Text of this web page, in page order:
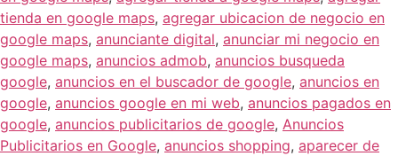
tienda en google maps, agregar ubicacion de negocio en
google maps, anunciante digital, anunciar mi negocio en
google maps, anuncios admob, anuncios busqueda
google, anuncios en el buscador de google, anuncios en
google, anuncios google en mi web, anuncios pagados en
google, anuncios publicitarios de google, Anuncios
Publicitarios en Google, anuncios shopping, aparecer de